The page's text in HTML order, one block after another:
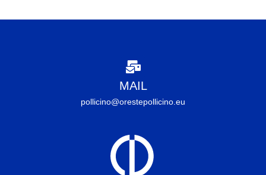
MAIL
pollicino@orestepollicino.eu